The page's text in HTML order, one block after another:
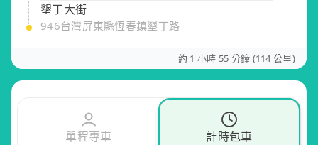
墾丁大街
946台灣屏東縣恆春鎮墾丁路
約 1 小時 55 分鐘 (114 公里)
單程專車 計時包車